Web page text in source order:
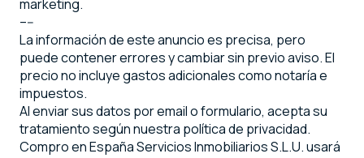
marketing.
–--
La información de este anuncio es precisa, pero
puede contener errores y cambiar sin previo aviso. El
precio no incluye gastos adicionales como notaría e
impuestos.
Al enviar sus datos por email o formulario, acepta su
tratamiento según nuestra política de privacidad.
Compro en España Servicios Inmobiliarios S.L.U. usará